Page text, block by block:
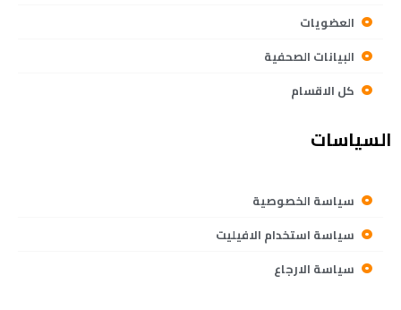
العضويات
البيانات الصحفية
كل الاقسام
السياسات
سياسة الخصوصية
سياسة استخدام الافيليت
سياسة الارجاع